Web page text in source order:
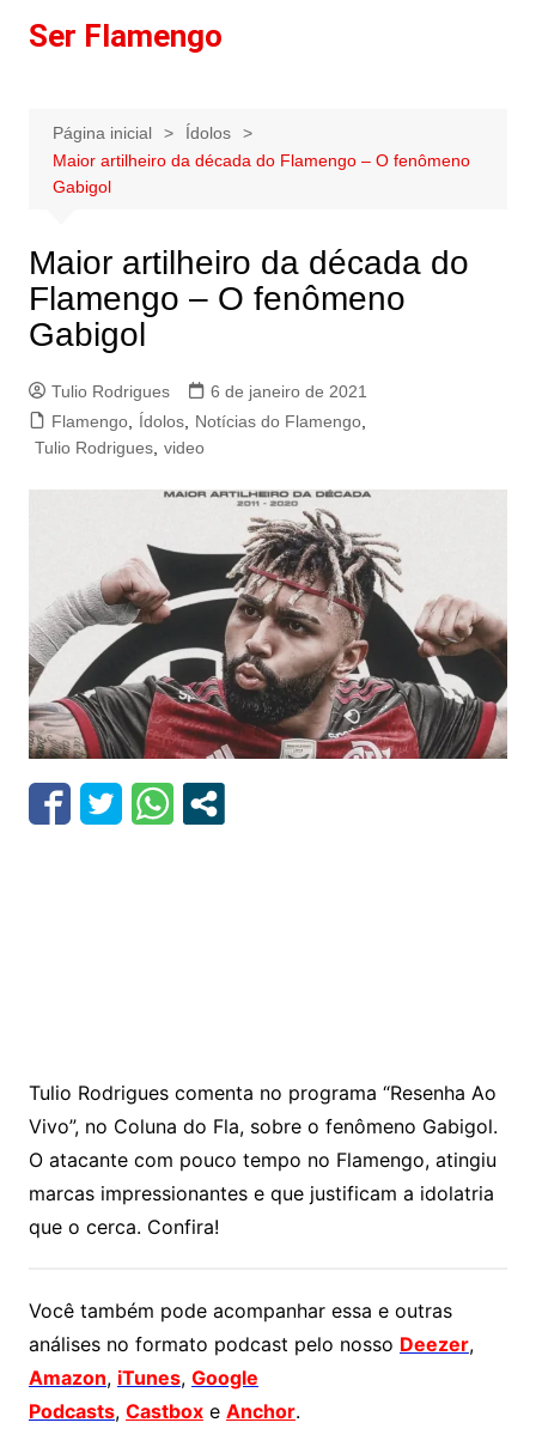
paraSer Flamengo
Página inicial
Ídolos
Maior artilheiro da década do Flamengo – O fenômeno
Gabigol
Maior artilheiro da década do
Flamengo – O fenômeno
Gabigol
Tulio Rodrigues
6 de janeiro de 2021
Flamengo, Ídolos, Notícias do Flamengo,
Tulio Rodrigues, video
Tulio Rodrigues comenta no programa “Resenha Ao
Vivo”, no Coluna do Fla, sobre o fenômeno Gabigol.
O atacante com pouco tempo no Flamengo, atingiu
marcas impressionantes e que justificam a idolatria
que o cerca. Confira!
Você também pode acompanhar essa e outras
análises no formato podcast pelo nosso Deezer,
Amazon, iTunes, Google
Podcasts, Castboxe Anchor.